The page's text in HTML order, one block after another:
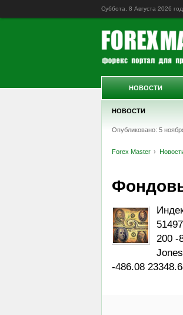
Суббота, 8 Августа 2026
НОВОСТИ
Опубликовано: 5
Forex Master
200 -
-486.08
НОВОСТИ